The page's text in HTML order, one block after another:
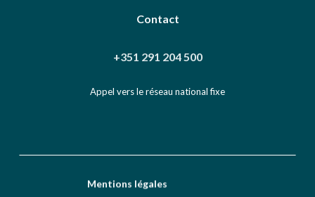
Contact
+351 291 204 500
Appel vers le réseau national fixe
Mentions légales